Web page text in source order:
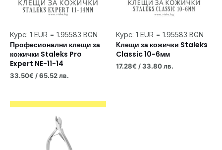
Курс: 1 EUR = 1.95583 BGN
Професионални клещи за
кожички Staleks Pro
Expert NE-11-14
33.50€ / 65.52 лв.
Курс: 1 EUR = 1.95583 BGN
Клещи за кожички Staleks
Classic 10-6мм
17.28€ / 33.80 лв.